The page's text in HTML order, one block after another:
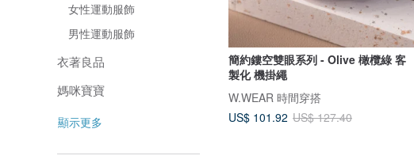
女性運動服飾
男性運動服飾
衣著良品
媽咪寶寶
顯示更多
簡約鏤空雙眼系列 - Olive 橄欖綠 客
製化 機掛繩
W.WEAR 時間穿搭
US$ 101.92 US$ 127.40